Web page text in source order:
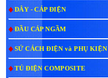
DÂY - CÁP ĐIỆN
ĐẦU CÁP NGẦM
SỨ CÁCH ĐIỆN và PHỤ KIỆN
TỦ ĐIỆN COMPOSITE